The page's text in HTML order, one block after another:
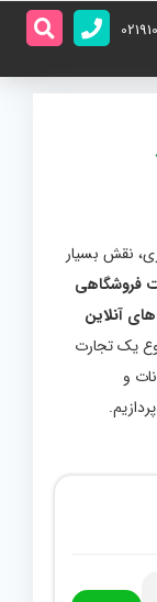
نقش بسیار
فروشگاهی
آنلاین
یک تجارت
و